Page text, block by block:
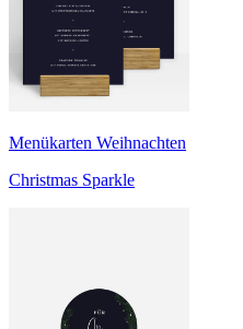
Menükarten Weihnachten
Christmas Sparkle